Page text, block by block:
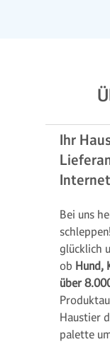
Ihr
Bei uns
glücklich
ob Hund,
über
Haustier
palette